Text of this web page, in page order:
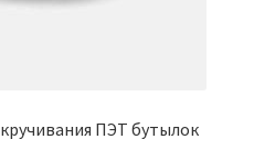
ПЭТ бутылок